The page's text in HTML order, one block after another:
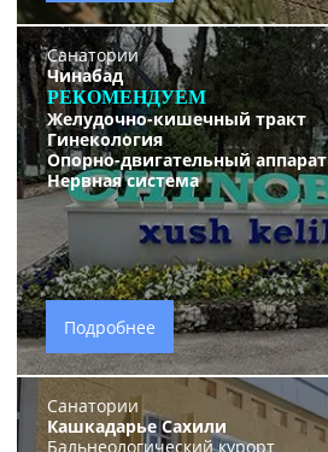
Санатории
Чинабад
РЕКОМЕНДУЕМ
Желудочно-кишечный тракт
Гинекология
Опорно-двигательный аппарат
Нервная система
Подробнее
Санатории
Кашкадарье Сахили
Бальнеологический курорт